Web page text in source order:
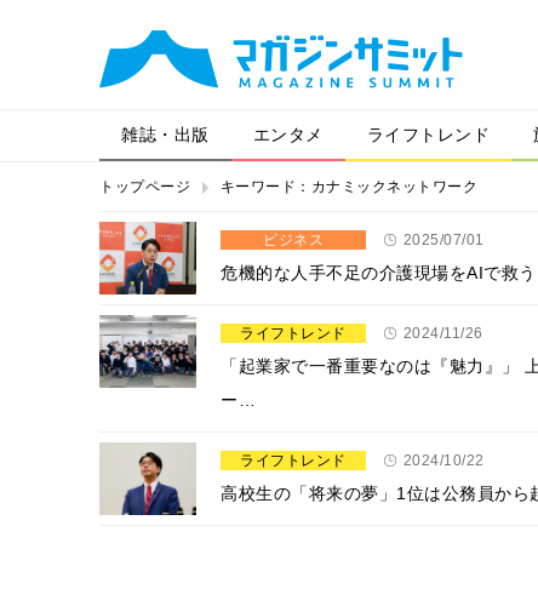
雑誌・出版 エンタメ ライフトレンド
トップページ キーワード：カナミックネットワーク
ビジネス 2025/07/01
危機的な人手不足の介護現場をAIで救
ライフトレンド 2024/11/26
「起業家で一番重要なのは『魅力』」
ー…
ライフトレンド 2024/10/22
高校生の「将来の夢」1位は公務員か